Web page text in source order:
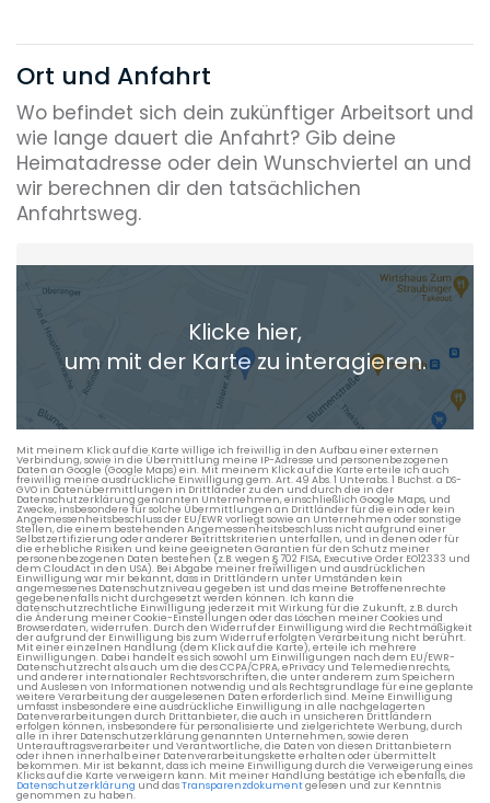
Ort und Anfahrt
Wo befindet sich dein zukünftiger Arbeitsort und
wie lange dauert die Anfahrt? Gib deine
Heimatadresse oder dein Wunschviertel an und
wir berechnen dir den tatsächlichen
Anfahrtsweg.
Heimatadresse oder Wunschort
+ Aktuellen Standort hinzufügen
Die berechneten Anreisezeiten basieren auf den
Verkehrsdaten eines typischen Dienstag morgens um 8:30.
Klicke hier,
um mit der Karte zu interagieren.
Mit meinem Klick auf die Karte willige ich freiwillig in den Aufbau einer externen
Verbindung, sowie in die Übermittlung meine IP-Adresse und personenbezogenen
Daten an Google (Google Maps) ein. Mit meinem Klick auf die Karte erteile ich auch
freiwillig meine ausdrückliche Einwilligung gem. Art. 49 Abs. 1 Unterabs. 1 Buchst. a DS-
GVO in Datenübermittlungen in Drittländer zu den und durch die in der
Datenschutzerklärung genannten Unternehmen, einschließlich Google Maps, und
Zwecke, insbesondere für solche Übermittlungen an Drittländer für die ein oder kein
Angemessenheitsbeschluss der EU/EWR vorliegt sowie an Unternehmen oder sonstige
Stellen, die einem bestehenden Angemessenheitsbeschluss nicht aufgrund einer
Selbstzertifizierung oder anderer Beitrittskriterien unterfallen, und in denen oder für
die erhebliche Risiken und keine geeigneten Garantien für den Schutz meiner
personenbezogenen Daten bestehen (z.B. wegen § 702 FISA, Executive Order EO12333 und
dem CloudAct in den USA). Bei Abgabe meiner freiwilligen und ausdrücklichen
Einwilligung war mir bekannt, dass in Drittländern unter Umständen kein
angemessenes Datenschutzniveau gegeben ist und das meine Betroffenenrechte
gegebenenfalls nicht durchgesetzt werden können. Ich kann die
datenschutzrechtliche Einwilligung jederzeit mit Wirkung für die Zukunft, z.B. durch
die Änderung meiner Cookie-Einstellungen oder das Löschen meiner Cookies und
Browserdaten, widerrufen. Durch den Widerruf der Einwilligung wird die Rechtmäßigkeit
der aufgrund der Einwilligung bis zum Widerruf erfolgten Verarbeitung nicht berührt.
Mit einer einzelnen Handlung (dem Klick auf die Karte), erteile ich mehrere
Einwilligungen. Dabei handelt es sich sowohl um Einwilligungen nach dem EU/EWR-
Datenschutzrecht als auch um die des CCPA/CPRA, ePrivacy und Telemedienrechts,
und anderer internationaler Rechtsvorschriften, die unter anderem zum Speichern
und Auslesen von Informationen notwendig und als Rechtsgrundlage für eine geplante
weitere Verarbeitung der ausgelesenen Daten erforderlich sind. Meine Einwilligung
umfasst insbesondere eine ausdrückliche Einwilligung in alle nachgelagerten
Datenverarbeitungen durch Drittanbieter, die auch in unsicheren Drittländern
erfolgen können, insbesondere für personalisierte und zielgerichtete Werbung, durch
alle in ihrer Datenschutzerklärung genannten Unternehmen, sowie deren
Unterauftragsverarbeiter und Verantwortliche, die Daten von diesen Drittanbietern
oder ihnen innerhalb einer Datenverarbeitungskette erhalten oder übermittelt
bekommen. Mir ist bekannt, dass ich meine Einwilligung durch die Verweigerung eines
Klicks auf die Karte verweigern kann. Mit meiner Handlung bestätige ich ebenfalls, die
Datenschutzerklärung und dasTransparenzdokumentgelesen und zur Kenntnis
genommen zu haben.